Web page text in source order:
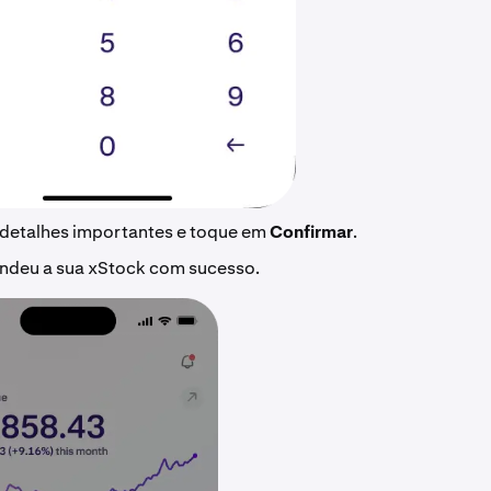
importantes e toque emConfirmar.
a sua xStock com sucesso.